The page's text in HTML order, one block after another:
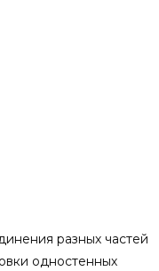
разных частей
одностенных